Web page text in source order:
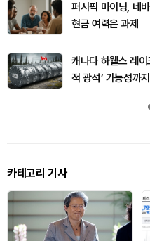
퍼시픽 마이닝, 네
현금 여력은 과제
캐나다 하웰스 레
적 광석’ 가능성까지
카테고리 기사